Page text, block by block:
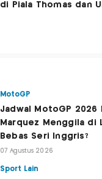
di Piala Thomas dan
MotoGP
Jadwal MotoGP 2026
Marquez Menggila di
Bebas Seri Inggris?
07 Agustus 2026
Sport Lain